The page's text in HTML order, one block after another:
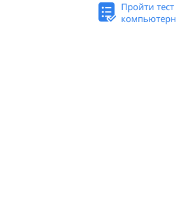
Пройти